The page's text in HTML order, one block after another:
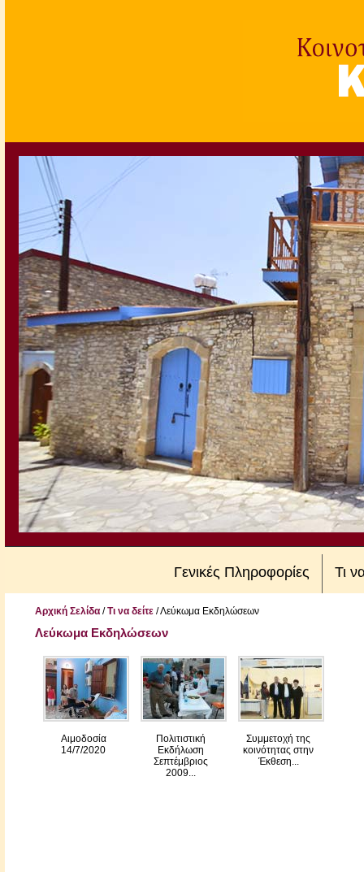
Γενικές Πληροφορίες Τι
Αρχική Σελίδα/Τι να δείτε/Λεύκωμα Εκδηλώσεων
Λεύκωμα Εκδηλώσεων
Αιμοδοσία
14/7/2020
Πολιτιστική
Εκδήλωση
Σεπτέμβριος
2009...
Συμμετοχή της
κοινότητας στην
Έκθεση...